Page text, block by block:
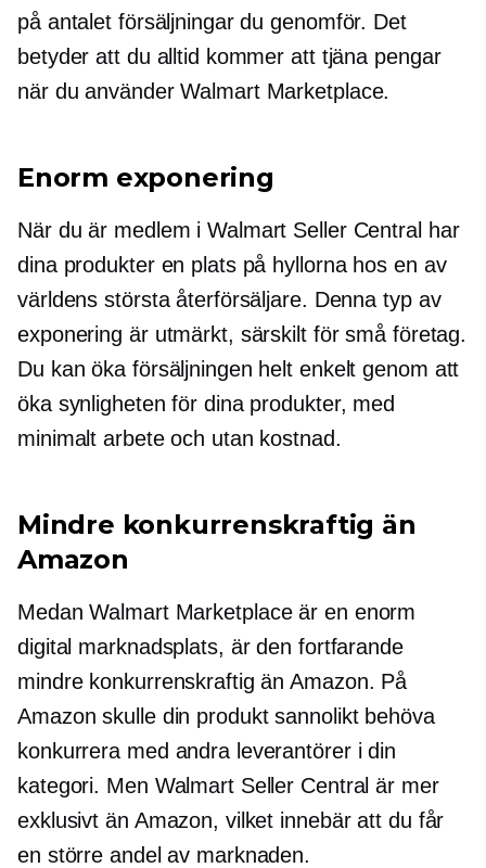
på antalet försäljningar du genomför. Det
betyder att du alltid kommer att tjäna pengar
när du använder Walmart Marketplace.
Enorm exponering
När du är medlem i Walmart Seller Central har
dina produkter en plats på hyllorna hos en av
världens största återförsäljare. Denna typ av
exponering är utmärkt, särskilt för små företag.
Du kan öka försäljningen helt enkelt genom att
öka synligheten för dina produkter, med
minimalt arbete och utan kostnad.
Mindre konkurrenskraftig än
Amazon
Medan Walmart Marketplace är en enorm
digital marknadsplats, är den fortfarande
mindre konkurrenskraftig än Amazon. På
Amazon skulle din produkt sannolikt behöva
konkurrera med andra leverantörer i din
kategori. Men Walmart Seller Central är mer
exklusivt än Amazon, vilket innebär att du får
en större andel av marknaden.